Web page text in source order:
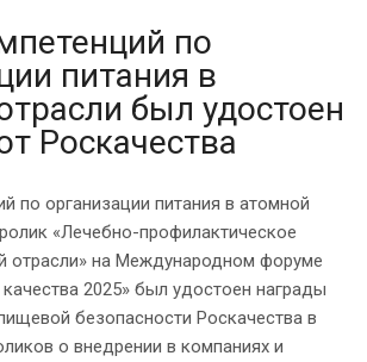
по
питания в
был удостоен
Роскачества
по организации питания в атомной
«Лечебно-профилактическое
отрасли» на Международном форуме
2025» был удостоен награды
безопасности Роскачества в
о внедрении в компаниях и